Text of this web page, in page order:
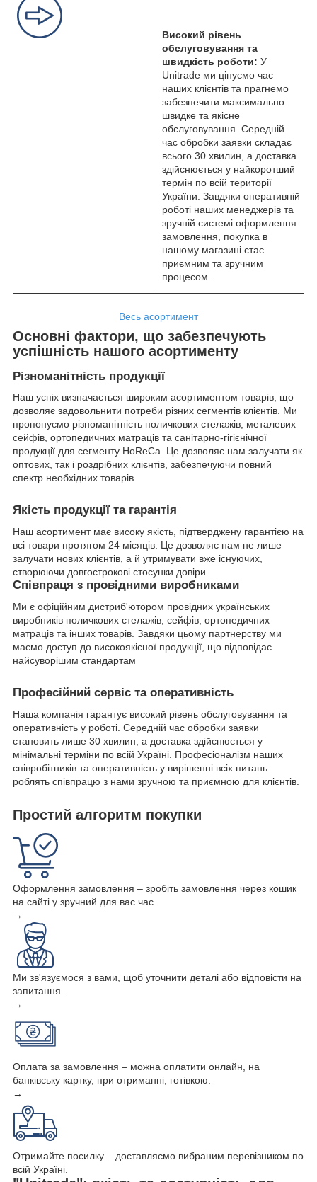
Високий рівень
обслуговування та
швидкість роботи: У
Unitrade ми цінуємо час
наших клієнтів та прагнемо
забезпечити максимально
швидке та якісне
обслуговування. Середній
час обробки заявки складає
всього 30 хвилин, а доставка
здійснюється у найкоротший
термін по всій території
України. Завдяки оперативній
роботі наших менеджерів та
зручній системі оформлення
замовлення, покупка в
нашому магазині стає
приємним та зручним
процесом.
Весь асортимент
Основні фактори, що забезпечують
успішність нашого асортименту
Різноманітність продукції
Наш успіх визначається широким асортиментом товарів, що
дозволяє задовольнити потреби різних сегментів клієнтів. Ми
пропонуємо різноманітність поличкових стелажів, металевих
сейфів, ортопедичних матраців та санітарно-гігієнічної
продукції для сегменту HoReCa. Це дозволяє нам залучати як
оптових, так і роздрібних клієнтів, забезпечуючи повний
спектр необхідних товарів.
Якість продукції та гарантія
Наш асортимент має високу якість, підтверджену гарантією на
всі товари протягом 24 місяців. Це дозволяє нам не лише
залучати нових клієнтів, а й утримувати вже існуючих,
створюючи довгострокові стосунки довіри
Співпраця з провідними виробниками
Ми є офіційним дистриб'ютором провідних українських
виробників поличкових стелажів, сейфів, ортопедичних
матраців та інших товарів. Завдяки цьому партнерству ми
маємо доступ до високоякісної продукції, що відповідає
найсуворішим стандартам
Професійний сервіс та оперативність
Наша компанія гарантує високий рівень обслуговування та
оперативність у роботі. Середній час обробки заявки
становить лише 30 хвилин, а доставка здійснюється у
мінімальні терміни по всій Україні. Професіоналізм наших
співробітників та оперативність у вирішенні всіх питань
роблять співпрацю з нами зручною та приємною для клієнтів.
Простий алгоритм покупки
Оформлення замовлення – зробіть замовлення через кошик
на сайті у зручний для вас час.
→
Ми зв'язуємося з вами, щоб уточнити деталі або відповісти на
запитання.
→
Оплата за замовлення – можна оплатити онлайн, на
банківську картку, при отриманні, готівкою.
→
Отримайте посилку – доставляємо вибраним перевізником по
всій Україні.